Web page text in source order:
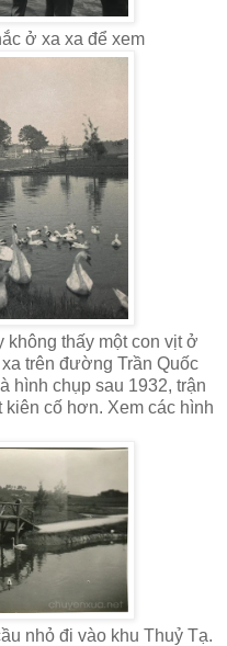
ở xa xa để xem
thấy một con vịt ở
trên đường Trần Quốc
hình chụp sau 1932, trận
cố hơn. Xem các hình
nhỏ đi vào khu Thuỷ Tạ.